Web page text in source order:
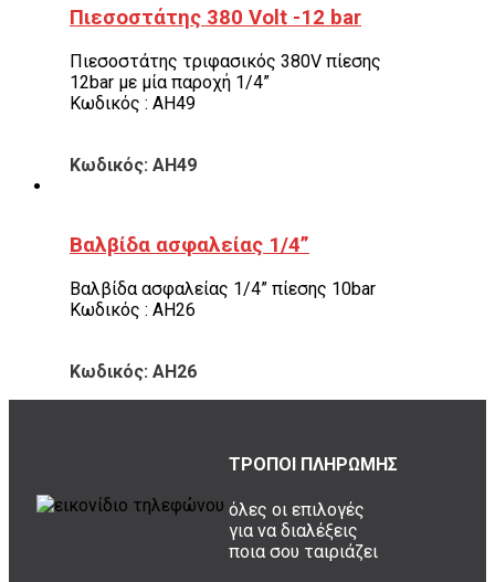
Πιεσοστάτης 380 Volt -12 bar
Πιεσοστάτης τριφασικός 380V πίεσης
12bar με μία παροχή 1/4”
Κωδικός : AH49
Κωδικός: AH49
Βαλβίδα ασφαλείας 1/4”
Βαλβίδα ασφαλείας 1/4” πίεσης 10bar
Κωδικός : AH26
Κωδικός: AH26
ΤΡΟΠΟΙ ΠΛΗΡΩΜΗΣ
όλες οι επιλογές
για να διαλέξεις
ποια σου ταιριάζει